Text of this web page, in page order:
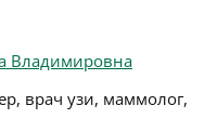
Владимировна
врач узи, маммолог,